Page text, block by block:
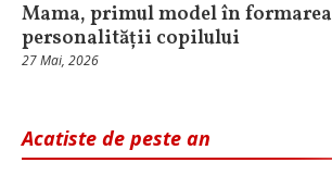
Mama, primul model în formarea
personalității copilului
27 Mai, 2026
Acatiste de peste an